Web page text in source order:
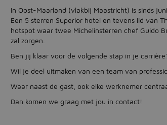
In Oost-Maarland (vlakbij Maastricht) is sinds
Een 5 sterren Superior hotel en tevens lid van
hotspot waar twee Michelinsterren chef Guido
zal zorgen.
Ben jij klaar voor de volgende stap in je
Wil je deel uitmaken van een team van
Waar naast de gast, ook elke werknemer
Dan komen we graag met jou in contact!